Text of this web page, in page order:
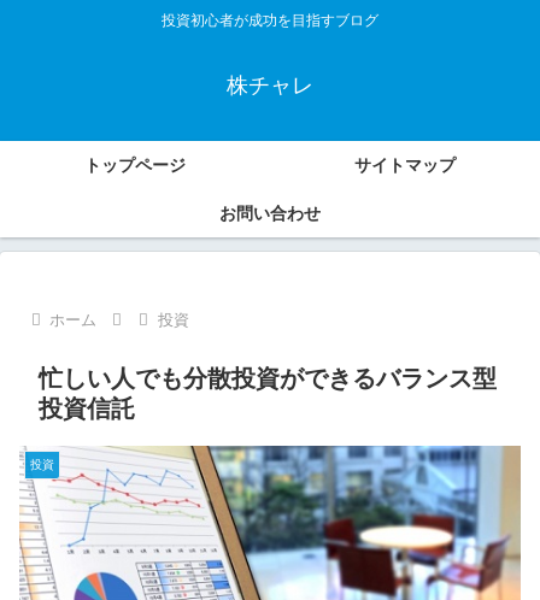
投資初心者が成功を目指すブログ
株チャレ
トップページ サイトマップ
お問い合わせ
ホーム 投資
忙しい人でも分散投資ができるバランス型
投資信託
投資